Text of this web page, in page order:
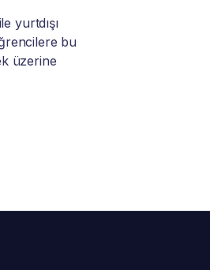
yurtdışı
bu
üzerine